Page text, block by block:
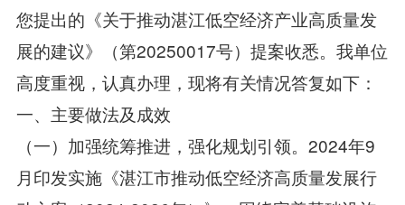
您提出的《关于推动湛江低空经济产业高质量发
展的建议》（第20250017号）提案收悉。我单位
高度重视，认真办理，现将有关情况答复如下：
一、主要做法及成效
（一）加强统筹推进，强化规划引领。2024年9
月印发实施《湛江市推动低空经济高质量发展行